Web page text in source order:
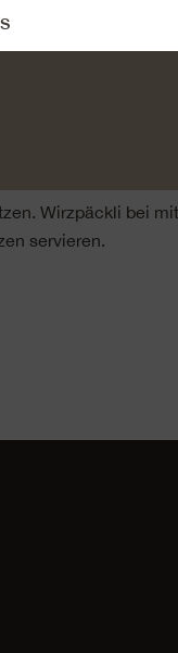
Scheiben in der
Wirzpäckli bei
servieren.